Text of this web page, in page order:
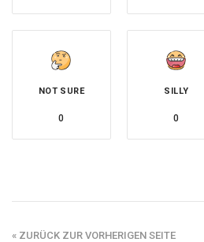
NOT SURE
0
SILLY
0
« ZURÜCK ZUR VORHERIGEN SEITE